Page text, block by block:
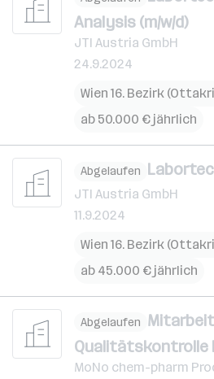
Analysis (m/w/d)
JTI Austria GmbH
24.9.2024
Wien 16. Bezirk
ab 50.000 € jährlich
Abgelaufen
JTI Austria GmbH
11.9.2024
Wien 16. Bezirk
ab 45.000 € jährlich
Abgelaufen
Qualitätskontrolle
MoNo chem-pharm